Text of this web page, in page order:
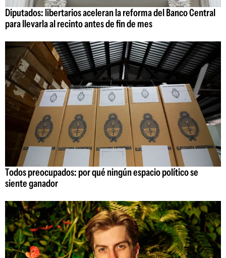
Diputados: libertarios aceleran la reforma del Banco Central
para llevarla al recinto antes de fin de mes
Todos preocupados: por qué ningún espacio político se
siente ganador